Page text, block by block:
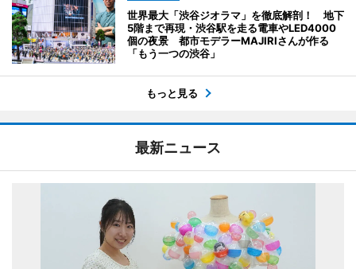
世界最大「渋谷ジオラマ」を徹底解剖！ 地下
5階まで再現・渋谷駅を走る電車やLED4000
個の夜景 都市モデラーMAJIRIさんが作る
「もう一つの渋谷」
もっと見る
最新ニュース